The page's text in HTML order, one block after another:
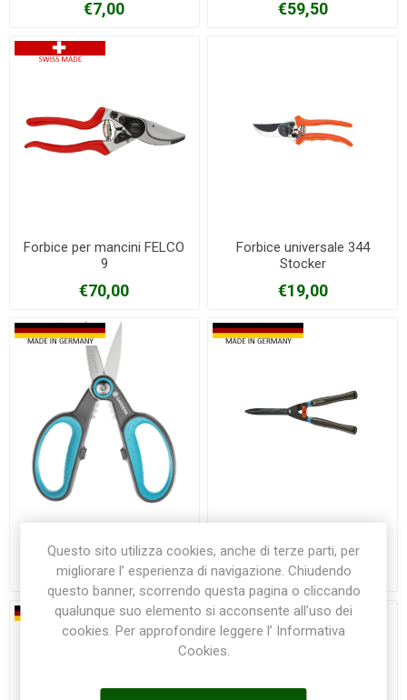
€7,00 €59,50
Forbice per mancini FELCO
9
€70,00
Forbice universale 344
Stocker
€19,00
Gardena
€21,00
GARDENA
€38,00
Questo sito utilizza cookies, anche di terze parti, per
migliorare l’ esperienza di navigazione. Chiudendo
questo banner, scorrendo questa pagina o cliccando
qualunque suo elemento si acconsente all’uso dei
cookies. Per approfondire leggere l’ Informativa
Cookies.